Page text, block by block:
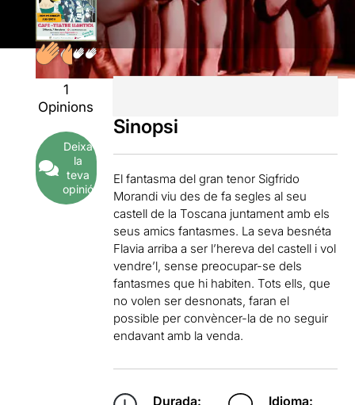
1
Opinions
Deixa
la
teva
opinió
Sinopsi
El fantasma del gran tenor Sigfrido
Morandi viu des de fa segles al seu
castell de la Toscana juntament amb els
seus amics fantasmes. La seva besnéta
Flavia arriba a ser l’hereva del castell i vol
vendre’l, sense preocupar-se dels
fantasmes que hi habiten. Tots ells, que
no volen ser desnonats, faran el
possible per convèncer-la de no seguir
endavant amb la venda.
Durada: Idioma: